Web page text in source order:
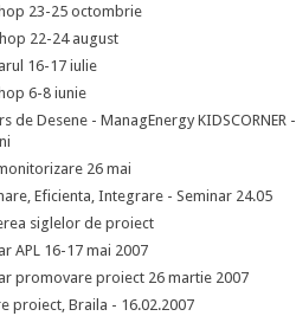
23-25 octombrie
22-24 august
16-17 iulie
6-8 iunie
de Desene - ManagEnergy KIDSCORNER -
26 mai
Eficienta, Integrare - Seminar 24.05
siglelor de proiect
APL 16-17 mai 2007
promovare proiect 26 martie 2007
proiect, Braila - 16.02.2007